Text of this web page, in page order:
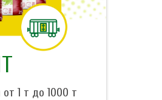
1 т до 1000 т